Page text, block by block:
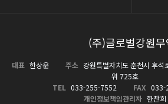
(주)글로벌강원무
대표 한상운 주소 강원특별자치도 춘천시 후
워 725호
TEL 033-255-7552 FAX 033-
개인정보책임관리자 한찬희